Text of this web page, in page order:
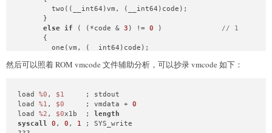
return 0xFFFFFFFFLL;
      *((_DWORD *)reading_code +
else
for
; i <= 2; ++i )
      {
        vm->pc = pc +
1 ;
        *((_DWORD *)reading_code +
      }
    }
        two((__int64)vm, (__int64)code);
      }
else if ( (*code & 3 ) != 0 ) // 1
      {
        one(vm, (__int64)code);
else
// 3*1
      }
    }
memset(code, , 0xCu
if ( vm->pc <= (char *)
然后可以照着 ROM vmcode 文件辅助分析，可以抄录 vmcode 如下：
load %0 , $1
     ; stdout
load %1 , $0
     ; vmdata +
0
load %2 , $0x1b  ;
length
syscall
0 , 0 , 1 ; SYS_write